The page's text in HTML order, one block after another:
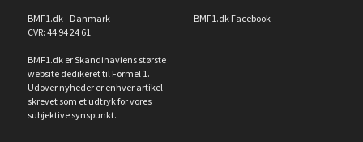
BMF1.dk - Danmark
CVR: 44 94 24 61
BMF1.dk er Skandinaviens største
website dedikeret til Formel 1.
Udover nyheder er enhver artikel
skrevet som et udtryk for vores
subjektive synspunkt.
BMF1.dk Facebook